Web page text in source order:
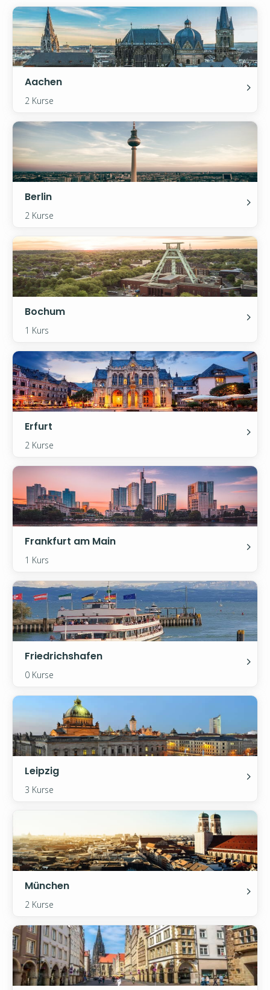
Aachen
2 Kurse
Berlin
2 Kurse
Bochum
1 Kurs
Erfurt
2 Kurse
Frankfurt am Main
1 Kurs
Friedrichshafen
0 Kurse
Leipzig
3 Kurse
München
2 Kurse